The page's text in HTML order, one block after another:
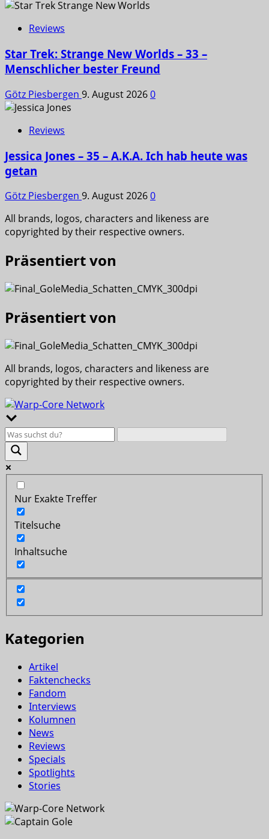
Reviews
Star Trek: Strange New Worlds – 33 –
Menschlicher bester Freund
Götz Piesbergen 9. August 20260
Reviews
Jessica Jones – 35 – A.K.A. Ich hab heute was
getan
Götz Piesbergen 9. August 20260
All brands, logos, characters and likeness are
copyrighted by their respective owners.
Präsentiert von
Präsentiert von
All brands, logos, characters and likeness are
copyrighted by their respective owners.
Nur Exakte Treffer
Titelsuche
Inhaltsuche
Kategorien
Artikel
Faktenchecks
Fandom
Interviews
Kolumnen
News
Reviews
Specials
Spotlights
Stories